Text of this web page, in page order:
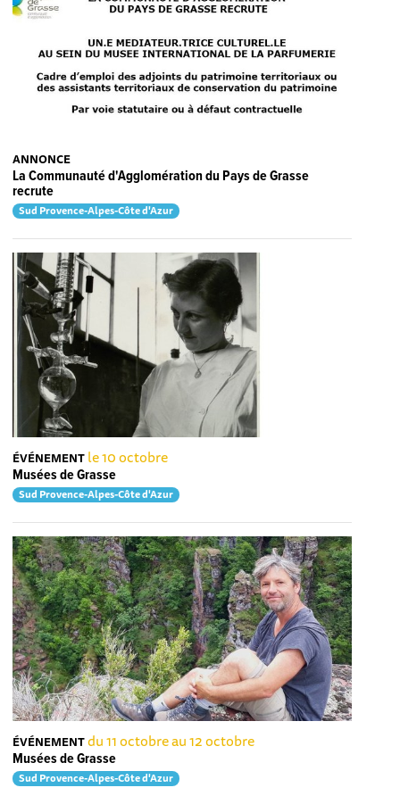
ANNONCE
La Communauté d'Agglomération du Pays de Grasse
recrute
Sud Provence-Alpes-Côte d'Azur
ÉVÉNEMENT le 10 octobre
Musées de Grasse
Sud Provence-Alpes-Côte d'Azur
ÉVÉNEMENTdu 11 octobre au 12 octobre
Musées de Grasse
Sud Provence-Alpes-Côte d'Azur